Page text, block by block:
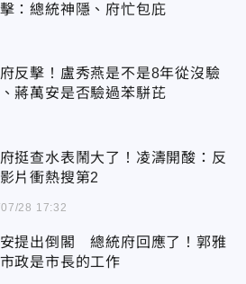
：總統神隱、府忙包庇
反擊！盧秀燕是不是8年從沒驗
蔣萬安是否驗過苯駢芘
挺查水表鬧大了！凌濤開酸：反
片衝熱搜第2
28 17:32
提出倒閣 總統府回應了！郭雅
政是市長的工作